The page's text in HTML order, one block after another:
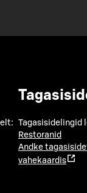
Tagasisidelingid
Restoranid
Andke
vahekaardis